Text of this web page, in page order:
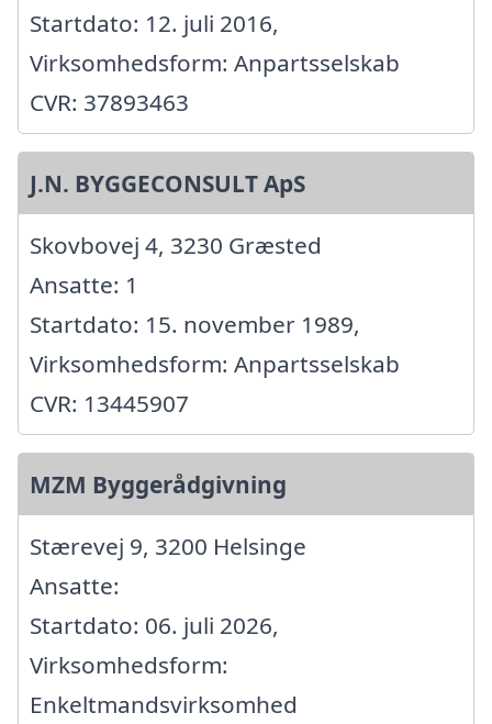
Startdato: 12. juli 2016,
Virksomhedsform: Anpartsselskab
CVR: 37893463
J.N. BYGGECONSULT ApS
Skovbovej 4, 3230 Græsted
Ansatte: 1
Startdato: 15. november 1989,
Virksomhedsform: Anpartsselskab
CVR: 13445907
MZM Byggerådgivning
Stærevej 9, 3200 Helsinge
Ansatte:
Startdato: 06. juli 2026,
Virksomhedsform:
Enkeltmandsvirksomhed